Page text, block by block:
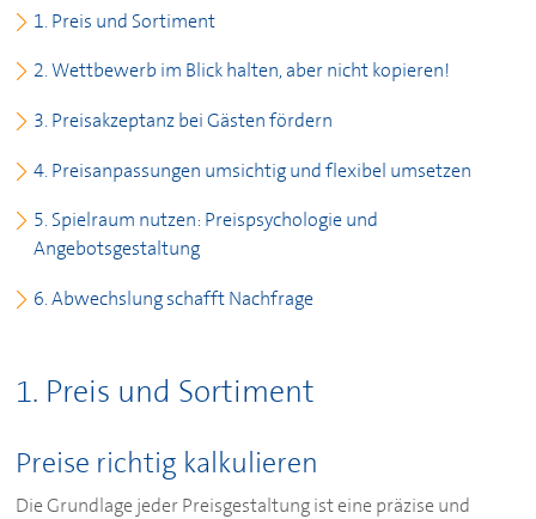
1. Preis und Sortiment
2. Wettbewerb im Blick halten, aber nicht kopieren!
3. Preisakzeptanz bei Gästen fördern
4. Preisanpassungen umsichtig und flexibel umsetzen
5. Spielraum nutzen: Preispsychologie und
Angebotsgestaltung
6. Abwechslung schafft Nachfrage
1. Preis und Sortiment
Preise richtig kalkulieren
Die Grundlage jeder Preisgestaltung ist eine präzise und